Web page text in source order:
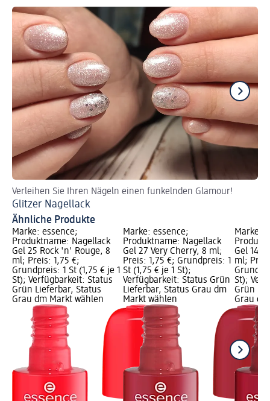
Verleihen Sie Ihren Nägeln einen funkelnden Glamour!
Glitzer Nagellack
Ähnliche Produkte
Marke: essence;
Produktname: Nagellack
Gel 25 Rock 'n' Rouge, 8
ml; Preis: 1,75 €;
Grundpreis: 1 St (1,75 € je 1
St); Verfügbarkeit: Status
Grün Lieferbar, Status
Grau dm Markt wählen
Marke: essence;
Produktname: Nagellack
Gel 27 Very Cherry, 8 ml;
Preis: 1,75 €; Grundpreis: 1
St (1,75 € je 1 St);
Verfügbarkeit: Status Grün
Lieferbar, Status Grau dm
Markt wählen
Marke:
Gel 14
ml;
St);
Grün
Grau